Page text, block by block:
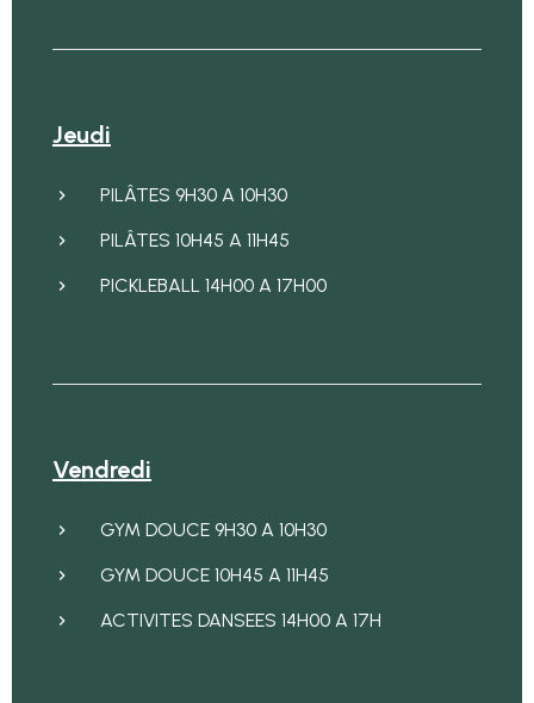
Jeudi
PILÂTES 9H30 A 10H30
PILÂTES 10H45 A 11H45
PICKLEBALL 14H00 A 17H00
Vendredi
GYM DOUCE 9H30 A 10H30
GYM DOUCE 10H45 A 11H45
ACTIVITES DANSEES 14H00 A 17H